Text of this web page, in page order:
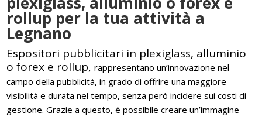
rollup per la tua attività a
Legnano
Espositori pubblicitari in plexiglass, alluminio
o forex e rollup,rappresentano un’innovazione nel
campo della pubblicità, in grado di offrire una maggiore
visibilità e durata nel tempo, senza però incidere sui costi di
gestione. Grazie a questo, è possibile creare un’immagine